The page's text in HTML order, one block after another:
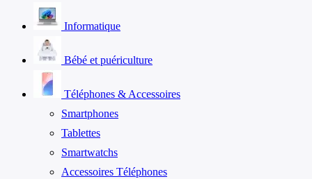
Informatique
Bébé et puériculture
Téléphones & Accessoires
Smartphones
Tablettes
Smartwatchs
Accessoires Téléphones